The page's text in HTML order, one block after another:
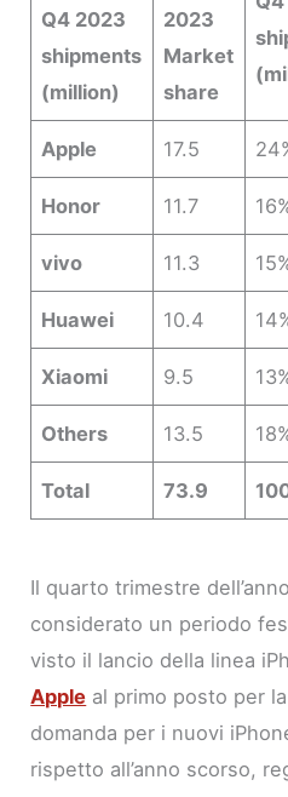
Q4 2023
shipments
(million)
2023
Market
share
Apple 17.5
Honor 11.7
vivo 11.3
Huawei 10.4
Xiaomi 9.5
Others 13.5
Total 73.9
Il quarto trimestre
considerato un periodo
visto il lancio della linea
Apple al primo posto per
domanda per i nuovi
rispetto all’anno scorso,